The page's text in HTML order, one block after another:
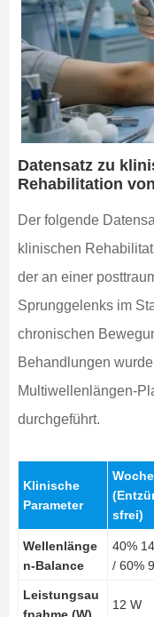
Datensatz zu
Rehabilitation
Der folgende
klinischen
der an einer
Sprunggelenks im
chronischen
Behandlungen
Multiwellenlängen-
durchgeführt.
Klinische
Parameter
sfrei)
Wellenlänge
n-Balance
40%
/ 60%
Leistungsau
12 W